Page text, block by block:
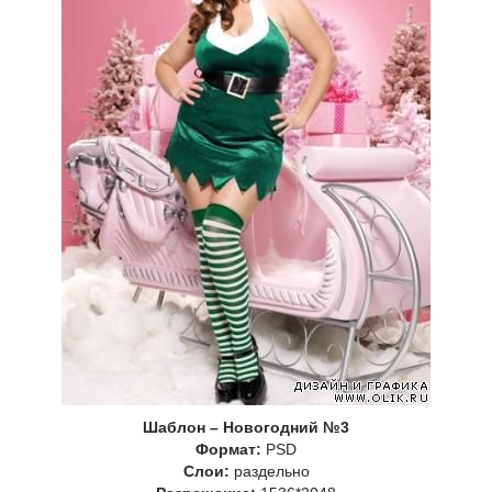
Шаблон – Новогодний №3
Формат: PSD
Слои: раздельно